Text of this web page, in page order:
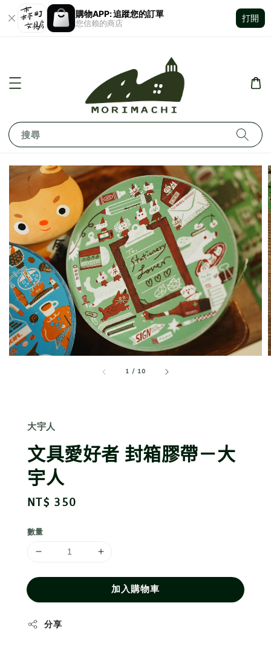
購物APP: 追蹤您的訂單
您信賴的商店
打開
搜尋
1 / 10
大宇人
文具愛好者 封箱膠帶－大
宇人
Regular
NT$ 350
數量
加入購物車
分享